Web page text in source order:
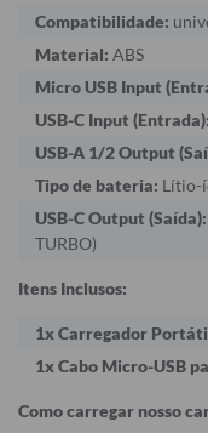
Compatibilidade:
Material: ABS
Micro USB Input
USB-C Input (Entrada):
USB-A 1/2 Output
Tipo de bateria: Lítio-
USB-C Output (Saída):
TURBO)
Itens Inclusos:
1x Carregador
1x Cabo Micro-USB
Como carregar nosso